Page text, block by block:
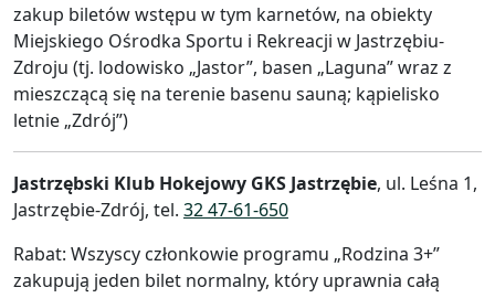
zakup biletów wstępu w tym karnetów, na obiekty
Miejskiego Ośrodka Sportu i Rekreacji w Jastrzębiu-
Zdroju (tj. lodowisko „Jastor”, basen „Laguna” wraz z
mieszczącą się na terenie basenu sauną; kąpielisko
letnie „Zdrój”)
Jastrzębski Klub Hokejowy GKS Jastrzębie, ul. Leśna 1,
Jastrzębie-Zdrój, tel. 32 47-61-650
Rabat: Wszyscy członkowie programu „Rodzina 3+”
zakupują jeden bilet normalny, który uprawnia całą